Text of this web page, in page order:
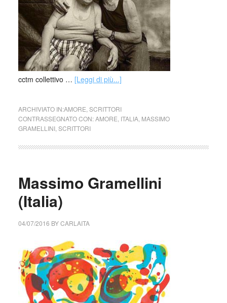
cctm collettivo … [Leggi di più...]
ARCHIVIATO IN:AMORE SCRITTORI
CONTRASSEGNATO CON:AMORE ITALIA, MASSIMO
GRAMELLINI, SCRITTORI
Massimo Gramellini
(Italia)
04/07/2016 BYCARLAITA